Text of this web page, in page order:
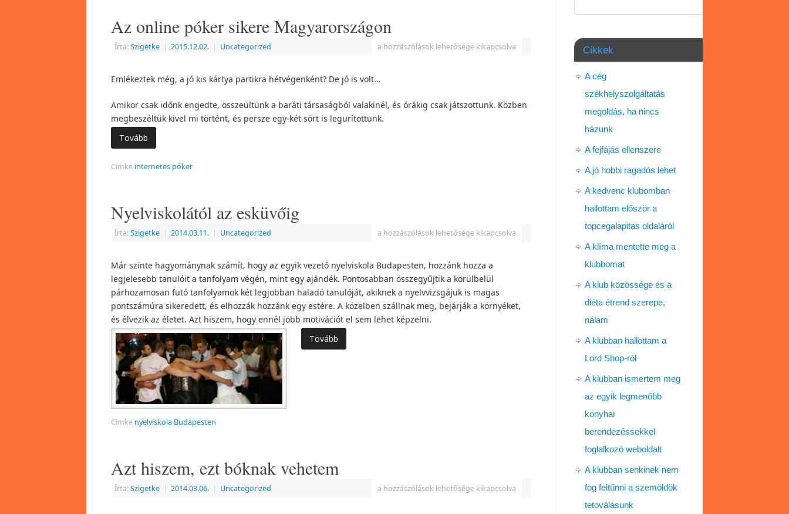
Az online póker sikere Magyarországon
Írta:Szigetke | 2015.12.02. | Uncategorized a hozzászólások lehetősége kikapcsolva
Emlékeztek még, a jó kis kártya partikra hétvégenként? De jó is volt…
Amikor csak időnk engedte, összeültünk a baráti társaságból valakinél, és órákig csak játszottunk. Közben
megbeszéltük kivel mi történt, és persze egy-két sört is legurítottunk.
Tovább
Címke internetes póker
Nyelviskolától az esküvőig
Írta:Szigetke | 2014.03.11. | Uncategorized a hozzászólások lehetősége kikapcsolva
Már szinte hagyománynak számít, hogy az egyik vezető nyelviskola Budapesten, hozzánk hozza a
legjelesebb tanulóit a tanfolyam végén, mint egy ajándék. Pontosabban összegyűjtik a körülbelül
párhozamosan futó tanfolyamok két legjobban haladó tanulóját, akiknek a nyelvvizsgájuk is magas
pontszámúra sikeredett, és elhozzák hozzánk egy estére. A közelben szállnak meg, bejárják a környéket,
és élvezik az életet. Azt hiszem, hogy ennél jobb motivációt el sem lehet képzelni.
Tovább
Címke nyelviskola Budapesten
Azt hiszem, ezt bóknak vehetem
Írta:Szigetke | 2014.03.06. | Uncategorized a hozzászólások lehetősége kikapcsolva
Cikkek
A cég
székhelyszolgáltatás
megoldás, ha nincs
házunk
A fejfájás ellenszere
A jó hobbi ragadós lehet
A kedvenc klubomban
hallottam először a
topcegalapitas oldaláról
A klíma mentette meg a
klubbomat
A klub közössége és a
diéta étrend szerepe,
nálam
A klubban hallottam a
Lord Shop-ról
A klubban ismertem meg
az egyik legmenőbb
konyhai
berendezéssekkel
foglalkozó weboldalt
A klubban senkinek nem
fog feltűnni a szemöldök
tetoválásunk